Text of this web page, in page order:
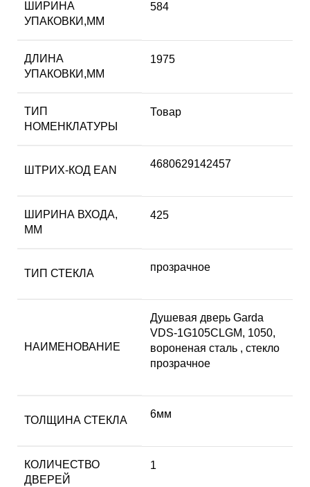
ШИРИНА
УПАКОВКИ,ММ
584
ДЛИНА
УПАКОВКИ,ММ
1975
ТИП
НОМЕНКЛАТУРЫ
Товар
ШТРИХ-КОД EAN
4680629142457
ШИРИНА ВХОДА,
ММ
425
ТИП СТЕКЛА
прозрачное
НАИМЕНОВАНИЕ
Душевая дверь Garda
VDS-1G105CLGM, 1050,
вороненая сталь , стекло
прозрачное
ТОЛЩИНА СТЕКЛА
6мм
КОЛИЧЕСТВО
ДВЕРЕЙ
1